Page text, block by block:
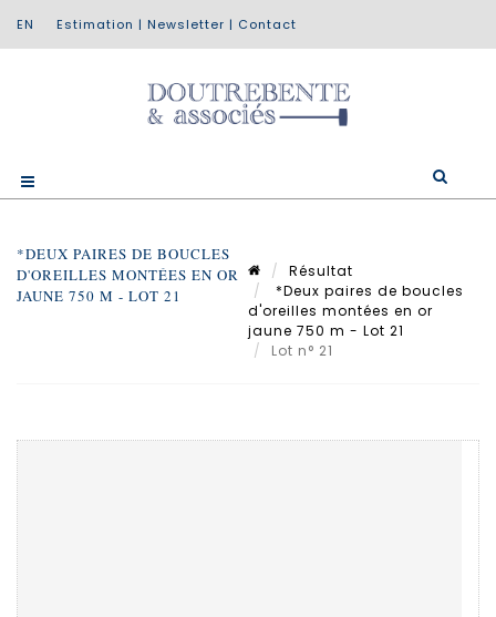
Estimation | Newsletter | Contact
*DEUX PAIRES DE BOUCLES
D'OREILLES MONTÉES EN OR
JAUNE 750 M - LOT 21
Résultat
*Deux paires de boucles
d'oreilles montées en or
jaune 750 m - Lot 21
Lot n° 21